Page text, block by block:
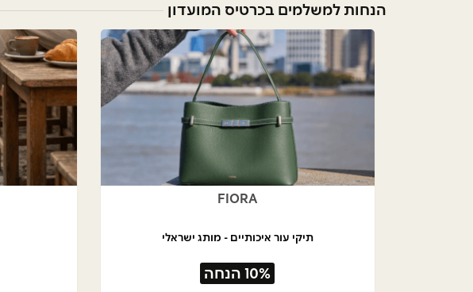
הנחות למשלמים בכרטיס המועדון
FIORA
תיקי עור איכותיים - מותג ישראלי
10% הנחה